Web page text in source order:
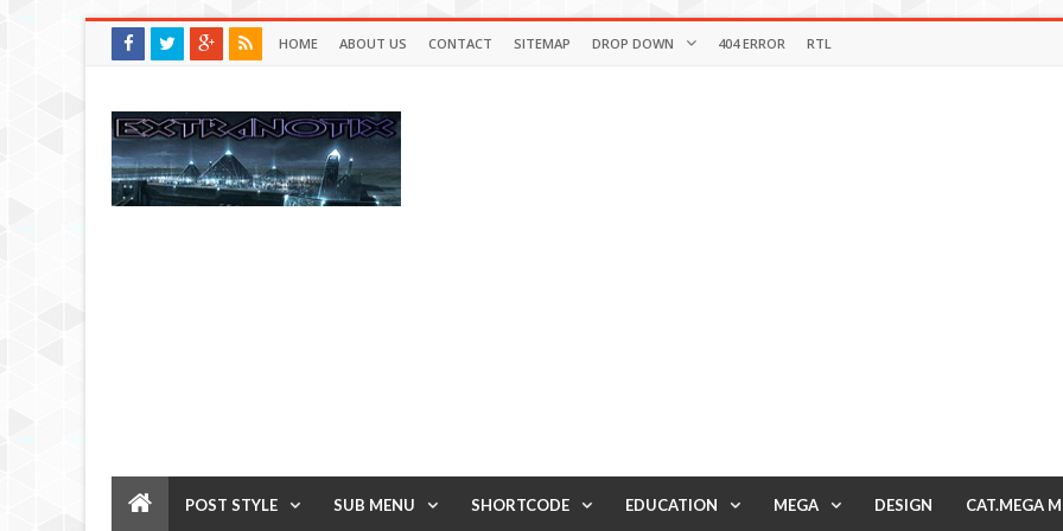
HOME ABOUT US CONTACT SITEMAP DROP DOWN 404 ERROR RTL
POST STYLE SUB MENU SHORTCODE EDUCATION MEGA DESIGN CAT.MEGA